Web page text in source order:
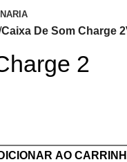
Caixa De Som Charge 2
2
AO